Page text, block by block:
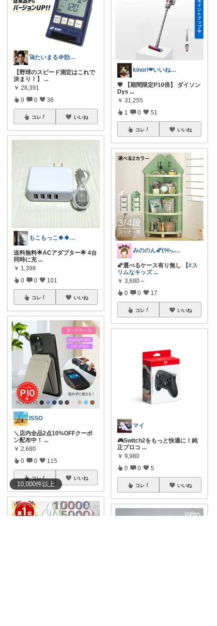
10,000件以上
🚀たいまる＠効率至上主義のセレクトニキ
【野球のスピード測定はこれで
決まり！】 ...
￥ 28,391
0 0 36
コレ いいね
もこもっこ🍀🍀🍀🍀🍀🍀🍀
送料無料🌟ACアダプター🌟 4台
同時に充 ...
￥ 1,398
0 0 101
コレ いいね
ISSO
＼店内全品2点10%OFFクーポ
ン配布中！ ...
￥ 2,680
0 0 115
コレ いいね
kinori❤︎いいねご購入感謝です💝
💖 【期間限定P10倍】 ダイソン
Dys ...
￥ 31,255
1 0 51
コレ いいね
みののん🌠(୨୧•͈ᴗ•͈)感謝♡
🌠選べるケース有り無し 【#ス
リムなキッズ ...
￥ 3,680～
0 0 17
コレ いいね
マイ
🎮Switch2をもっと快適に！純
正プロコ ...
￥ 9,980
0 0 5
コレ いいね